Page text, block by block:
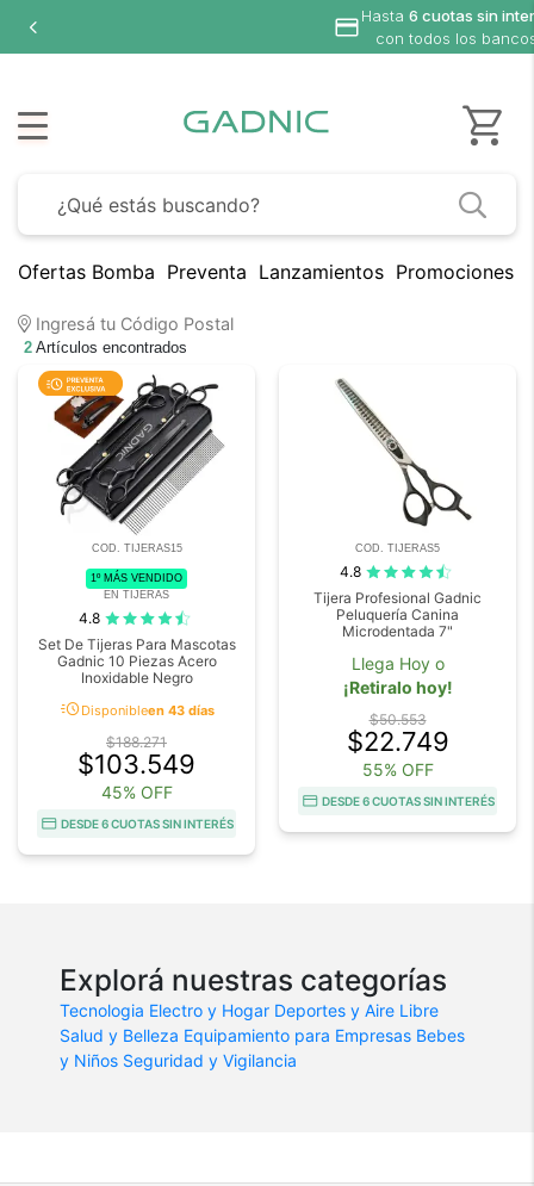
Hasta 6 cuotas sin
con todos los
Ofertas Bomba Preventa Lanzamientos Promociones
Ingresá tu Código Postal
2 Artículos encontrados
COD. TIJERAS15
1º MÁS VENDIDO
EN TIJERAS
4.8
Set De Tijeras Para Mascotas
Gadnic 10 Piezas Acero
Inoxidable Negro
acuteDisponibleen 43 días
$188.271
$103.549
45% OFF
DESDE 6 CUOTAS SIN INTERÉS
COD. TIJERAS5
4.8
Tijera Profesional Gadnic
Peluquería Canina
Microdentada 7"
Llega Hoy o
¡Retiralo hoy!
$50.553
$22.749
55% OFF
DESDE 6 CUOTAS SIN INTERÉS
Explorá nuestras categorías
Tecnologia Electro y Hogar Deportes y Aire Libre
Salud y Belleza Equipamiento para Empresas Bebes
y Niños Seguridad y Vigilancia